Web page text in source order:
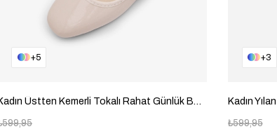
5
Kadın Üstten Kemerli Tokalı Rahat Günlük Babet Kadın Bej Babet TBTBR050
3
₺599,95